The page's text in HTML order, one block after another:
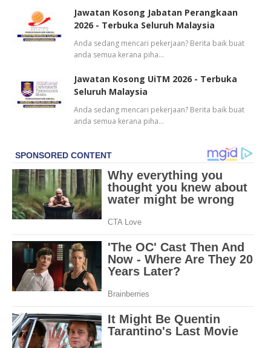
Jawatan Kosong Jabatan Perangkaan
2026 - Terbuka Seluruh Malaysia
Anda sedang mencari pekerjaan? Berita baik buat
anda semua kerana piha…
Jawatan Kosong UiTM 2026 - Terbuka
Seluruh Malaysia
Anda sedang mencari pekerjaan? Berita baik buat
anda semua kerana piha…